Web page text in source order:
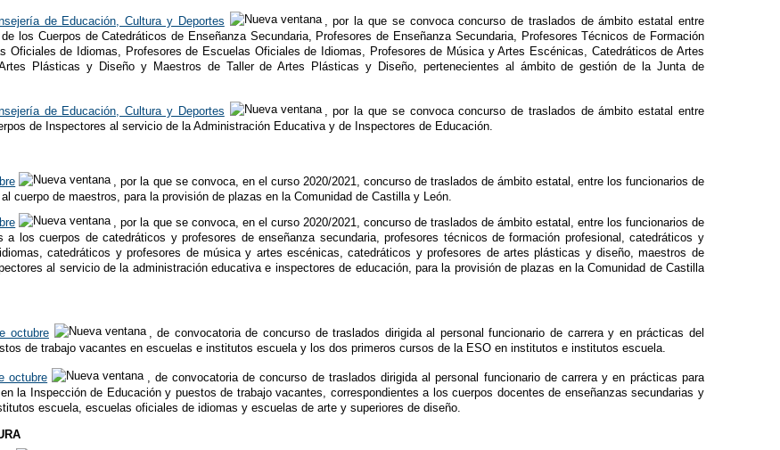
de Educación, Cultura y Deportes
, por la que se convoca concurso de traslados de ámbito estatal entre
los Cuerpos de Catedráticos de Enseñanza Secundaria, Profesores de Enseñanza Secundaria, Profesores Técnicos de Formación
Oficiales de Idiomas, Profesores de Escuelas Oficiales de Idiomas, Profesores de Música y Artes Escénicas, Catedráticos de Artes
Plásticas y Diseño y Maestros de Taller de Artes Plásticas y Diseño, pertenecientes al ámbito de gestión de la Junta de
de Educación, Cultura y Deportes
, por la que se convoca concurso de traslados de ámbito estatal entre
de Inspectores al servicio de la Administración Educativa y de Inspectores de Educación.
, por la que se convoca, en el curso 2020/2021, concurso de traslados de ámbito estatal, entre los funcionarios de
cuerpo de maestros, para la provisión de plazas en la Comunidad de Castilla y León.
, por la que se convoca, en el curso 2020/2021, concurso de traslados de ámbito estatal, entre los funcionarios de
a los cuerpos de catedráticos y profesores de enseñanza secundaria, profesores técnicos de formación profesional, catedráticos y
catedráticos y profesores de música y artes escénicas, catedráticos y profesores de artes plásticas y diseño, maestros de
al servicio de la administración educativa e inspectores de educación, para la provisión de plazas en la Comunidad de Castilla
octubre
, de convocatoria de concurso de traslados dirigida al personal funcionario de carrera y en prácticas del
de trabajo vacantes en escuelas e institutos escuela y los dos primeros cursos de la ESO en institutos e institutos escuela.
octubre
, de convocatoria de concurso de traslados dirigida al personal funcionario de carrera y en prácticas para
la Inspección de Educación y puestos de trabajo vacantes, correspondientes a los cuerpos docentes de enseñanzas secundarias y
escuela, escuelas oficiales de idiomas y escuelas de arte y superiores de diseño.